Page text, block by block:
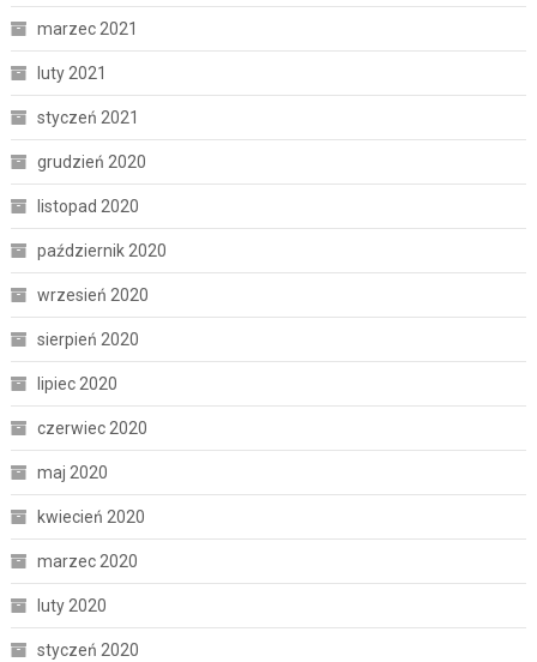
marzec 2021
luty 2021
styczeń 2021
grudzień 2020
listopad 2020
październik 2020
wrzesień 2020
sierpień 2020
lipiec 2020
czerwiec 2020
maj 2020
kwiecień 2020
marzec 2020
luty 2020
styczeń 2020